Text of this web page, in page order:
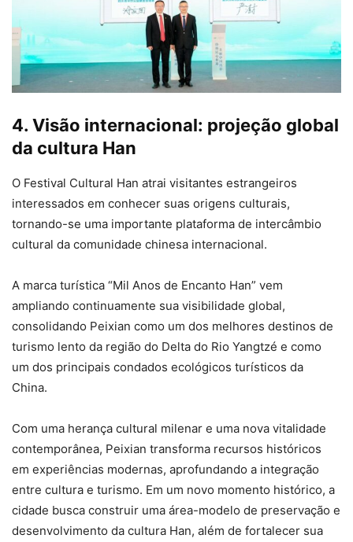
4. Visão internacional: projeção global
da cultura Han
O Festival Cultural Han atrai visitantes estrangeiros
interessados em conhecer suas origens culturais,
tornando-se uma importante plataforma de intercâmbio
cultural da comunidade chinesa internacional.
A marca turística “Mil Anos de Encanto Han” vem
ampliando continuamente sua visibilidade global,
consolidando Peixian como um dos melhores destinos de
turismo lento da região do Delta do Rio Yangtzé e como
um dos principais condados ecológicos turísticos da
China.
Com uma herança cultural milenar e uma nova vitalidade
contemporânea, Peixian transforma recursos históricos
em experiências modernas, aprofundando a integração
entre cultura e turismo. Em um novo momento histórico, a
cidade busca construir uma área-modelo de preservação e
desenvolvimento da cultura Han, além de fortalecer sua